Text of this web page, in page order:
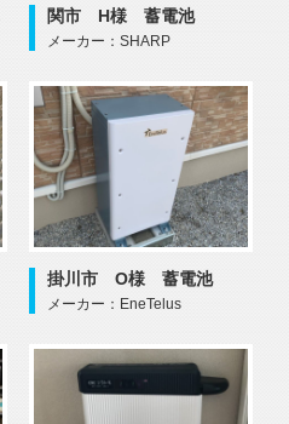
関市 H様 蓄電池
メーカー：SHARP
掛川市 O様 蓄電池
メーカー：EneTelus